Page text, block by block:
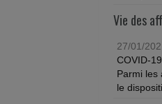
Vie des
27/01/
COVID-
Parmi les
le